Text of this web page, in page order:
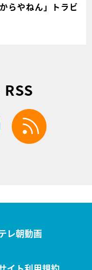
らやねん」トラビ
facebook
レ朝動画